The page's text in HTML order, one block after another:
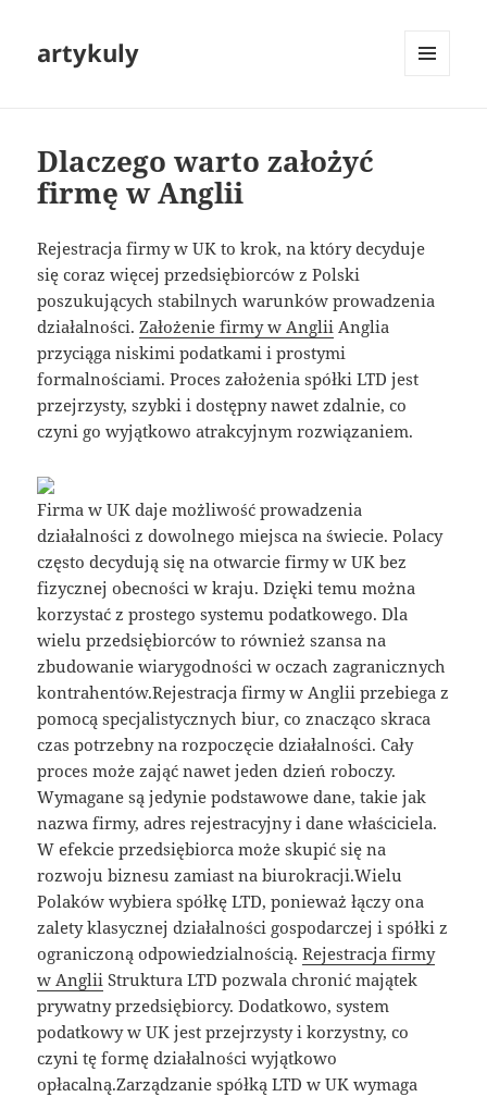
artykuly
Dlaczego warto założyć
firmę w Anglii
Rejestracja firmy w UK to krok, na który decyduje
się coraz więcej przedsiębiorców z Polski
poszukujących stabilnych warunków prowadzenia
działalności.Założenie firmy w Anglii Anglia
przyciąga niskimi podatkami i prostymi
formalnościami. Proces założenia spółki LTD jest
przejrzysty, szybki i dostępny nawet zdalnie, co
czyni go wyjątkowo atrakcyjnym rozwiązaniem.
Firma w UK daje możliwość prowadzenia
działalności z dowolnego miejsca na świecie. Polacy
często decydują się na otwarcie firmy w UK bez
fizycznej obecności w kraju. Dzięki temu można
korzystać z prostego systemu podatkowego. Dla
wielu przedsiębiorców to również szansa na
zbudowanie wiarygodności w oczach zagranicznych
kontrahentów.Rejestracja firmy w Anglii przebiega z
pomocą specjalistycznych biur, co znacząco skraca
czas potrzebny na rozpoczęcie działalności. Cały
proces może zająć nawet jeden dzień roboczy.
Wymagane są jedynie podstawowe dane, takie jak
nazwa firmy, adres rejestracyjny i dane właściciela.
W efekcie przedsiębiorca może skupić się na
rozwoju biznesu zamiast na biurokracji.Wielu
Polaków wybiera spółkę LTD, ponieważ łączy ona
zalety klasycznej działalności gospodarczej i spółki z
ograniczoną odpowiedzialnością.Rejestracja firmy
w Anglii Struktura LTD pozwala chronić majątek
prywatny przedsiębiorcy. Dodatkowo, system
podatkowy w UK jest przejrzysty i korzystny, co
czyni tę formę działalności wyjątkowo
opłacalną.Zarządzanie spółką LTD w UK wymaga